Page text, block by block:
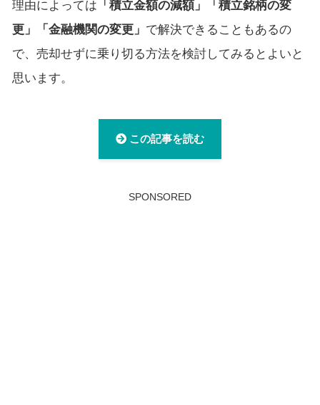
理由によっては 「積立金額の減額」「積立銘柄の変
更」「金融機関の変更」 で解決できることもあるの
で、売却せずに乗り切る方法を検討してみるとよいと
思います。
この記事を読む
SPONSORED